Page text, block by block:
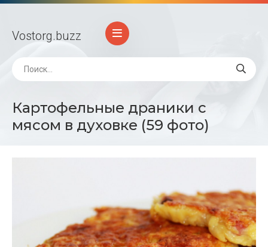
Vostorg.buzz
Картофельные драники с
мясом в духовке (59 фото)